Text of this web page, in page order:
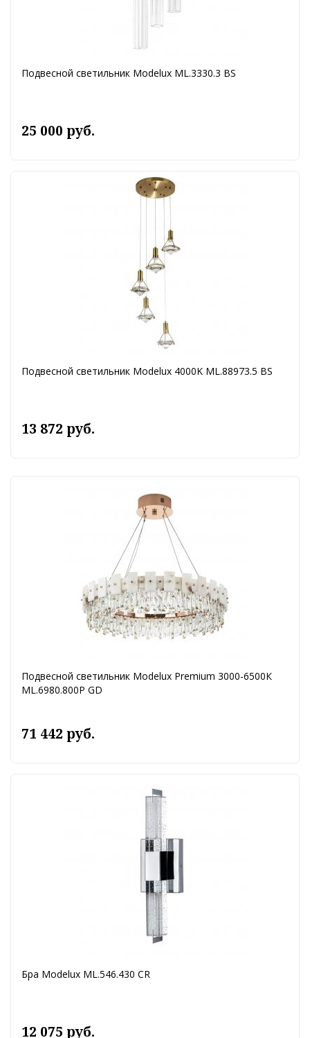
Подвесной светильник Modelux ML.3330.3 BS
25 000 руб.
Подвесной светильник Modelux 4000K ML.88973.5 BS
13 872 руб.
Подвесной светильник Modelux Premium 3000-6500К
ML.6980.800P GD
71 442 руб.
Бра Modelux ML.546.430 CR
12 075 руб.